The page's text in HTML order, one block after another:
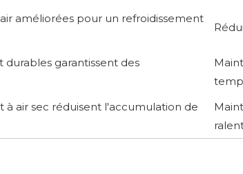
améliorées pour un refroidissement
durables garantissent des
à air sec réduisent l'accumulation de